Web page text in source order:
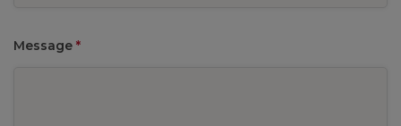
Message *